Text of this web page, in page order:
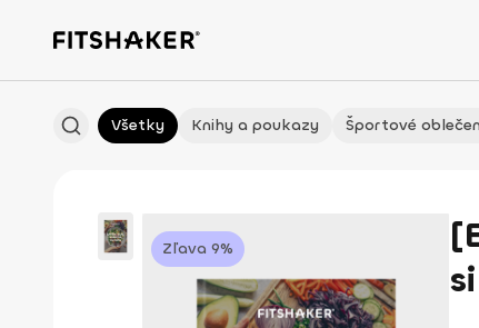
Všetky Knihy a poukazy Športové
Zľava 9%